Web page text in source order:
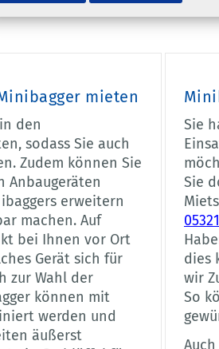
mieten
den
sodass Sie auch
Zudem können Sie
Anbaugeräten
erweitern
machen. Auf
bei Ihnen vor Ort
Gerät sich für
zur Wahl der
können mit
werden und
äußerst
Sie
Sie
dies
wir
So